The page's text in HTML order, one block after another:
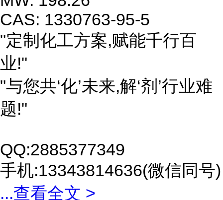
CAS: 1330763-95-5
"定制化工方案,赋能千行百
业!"
"与您共‘化’未来,解‘剂’行业难
题!"
QQ:2885377349
手机:13343814636(微信同号)
...查看全文 >